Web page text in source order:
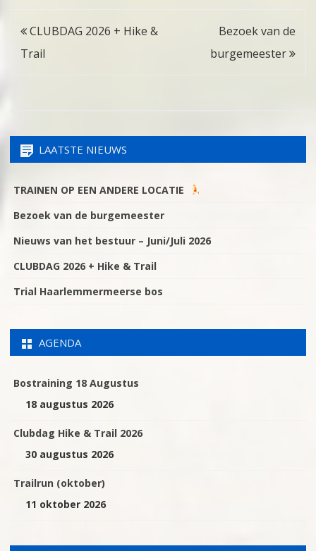
Bericht
navigatie
CLUBDAG 2026 + Hike &
Trail
Bezoek van de
burgemeester
LAATSTE NIEUWS
TRAINEN OP EEN ANDERE LOCATIE
Bezoek van de burgemeester
Nieuws van het bestuur – Juni/Juli 2026
CLUBDAG 2026 + Hike & Trail
Trial Haarlemmermeerse bos
AGENDA
Bostraining 18 Augustus
18 augustus 2026
Clubdag Hike & Trail 2026
30 augustus 2026
Trailrun (oktober)
11 oktober 2026